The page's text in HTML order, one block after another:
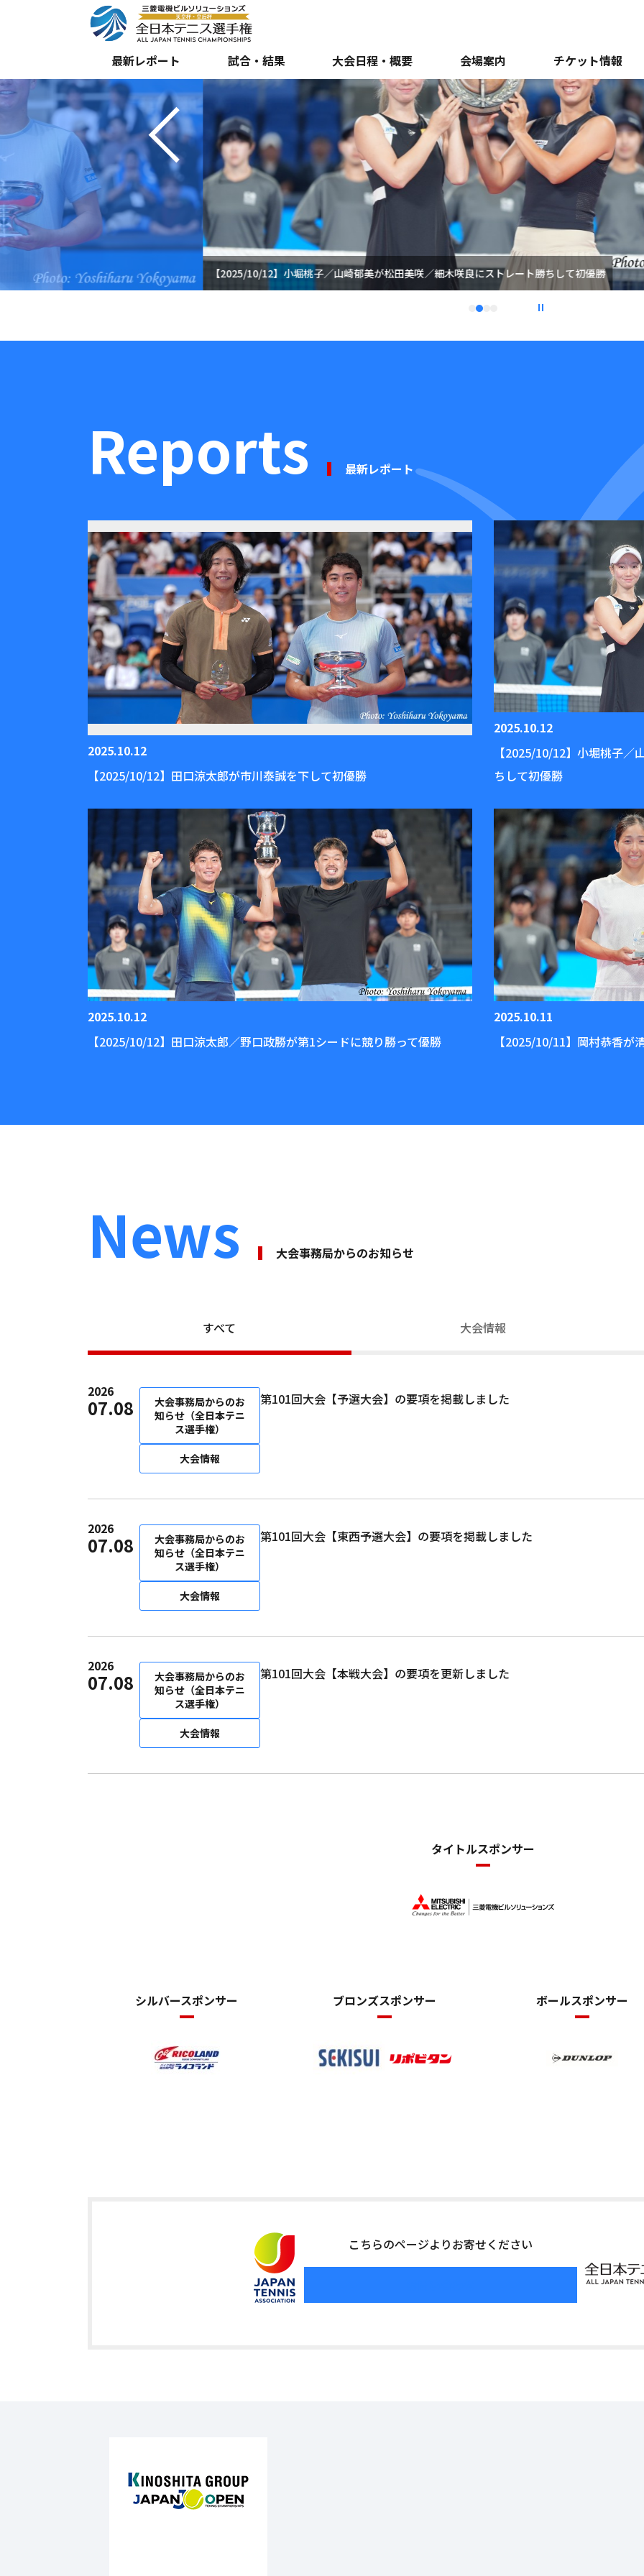
最新レポート 試合・結果 大会日程・概要 会場案内 チケット情報
Previous
【2025/10/12】小堀桃子／山崎郁美が松田美咲／細木咲良にストレート勝ちして初優勝
1
Reports 最新レポート
2025.10.12
【2025/10/12】田口涼太郎が市川泰誠を下して初優勝
2025.10.12
【2025/10/12】小堀桃子／
ちして初優勝
2025.10.12
【2025/10/12】田口涼太郎／野口政勝が第1シードに競り勝って優勝
2025.10.11
【2025/10/11】岡村恭香が
News ⼤会事務局からのお知らせ
すべて 大会情報
2026
07.08
大会事務局からのお
知らせ（全日本テニ
ス選手権）
大会情報
第101回大会【予選大会】の要項を掲載しました
2026
07.08
大会事務局からのお
知らせ（全日本テニ
ス選手権）
大会情報
第101回大会【東西予選大会】の要項を掲載しました
2026
07.08
大会事務局からのお
知らせ（全日本テニ
ス選手権）
大会情報
第101回大会【本戦大会】の要項を更新しました
タイトルスポンサー
シルバースポンサー ブロンズスポンサー ボールスポンサー
こちらのページよりお寄せください